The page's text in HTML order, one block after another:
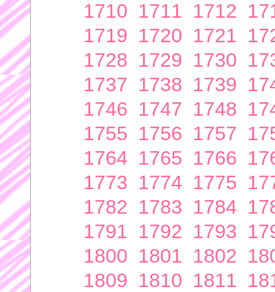
1710 1711 1712
1719 1720 1721
1728 1729 1730
1737 1738 1739
1746 1747 1748
1755 1756 1757
1764 1765 1766
1773 1774 1775
1782 1783 1784
1791 1792 1793
1800 1801 1802
1809 1810 1811